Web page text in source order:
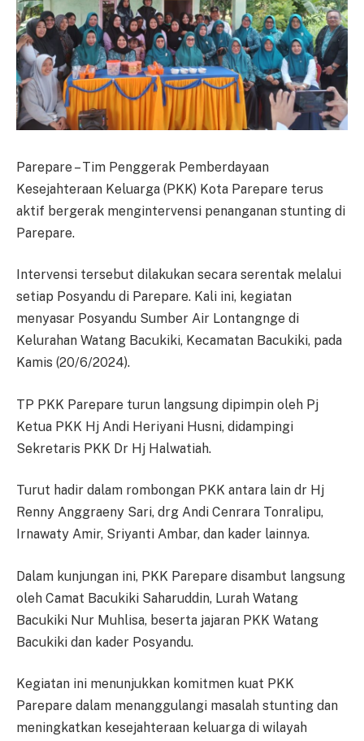
Parepare – Tim Penggerak Pemberdayaan
Kesejahteraan Keluarga (PKK) Kota Parepare terus
aktif bergerak mengintervensi penanganan stunting di
Parepare.
Intervensi tersebut dilakukan secara serentak melalui
setiap Posyandu di Parepare. Kali ini, kegiatan
menyasar Posyandu Sumber Air Lontangnge di
Kelurahan Watang Bacukiki, Kecamatan Bacukiki, pada
Kamis (20/6/2024).
TP PKK Parepare turun langsung dipimpin oleh Pj
Ketua PKK Hj Andi Heriyani Husni, didampingi
Sekretaris PKK Dr Hj Halwatiah.
Turut hadir dalam rombongan PKK antara lain dr Hj
Renny Anggraeny Sari, drg Andi Cenrara Tonralipu,
Irnawaty Amir, Sriyanti Ambar, dan kader lainnya.
Dalam kunjungan ini, PKK Parepare disambut langsung
oleh Camat Bacukiki Saharuddin, Lurah Watang
Bacukiki Nur Muhlisa, beserta jajaran PKK Watang
Bacukiki dan kader Posyandu.
Kegiatan ini menunjukkan komitmen kuat PKK
Parepare dalam menanggulangi masalah stunting dan
meningkatkan kesejahteraan keluarga di wilayah